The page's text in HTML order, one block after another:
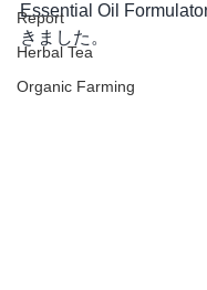
Report
Herbal Tea
Organic Farming
Essential Oil
きました。